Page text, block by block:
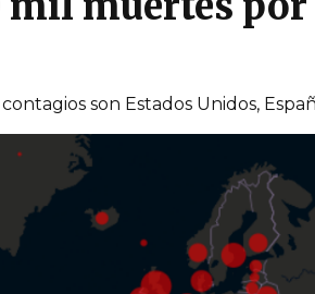
son Estados Unidos,